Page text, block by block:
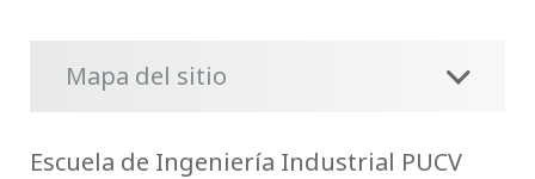
Mapa del sitio
Escuela de Ingeniería Industrial PUCV